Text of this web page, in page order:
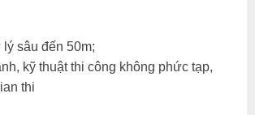
sâu đến 50m;
kỹ thuật thi công không phức tạp,
thi